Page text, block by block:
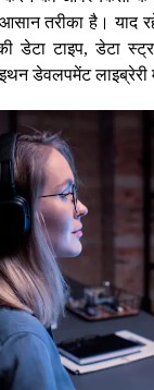
तरीका है। याद
डेटा टाइप, डेटा
डेवलपमेंट लाइब्रेरी